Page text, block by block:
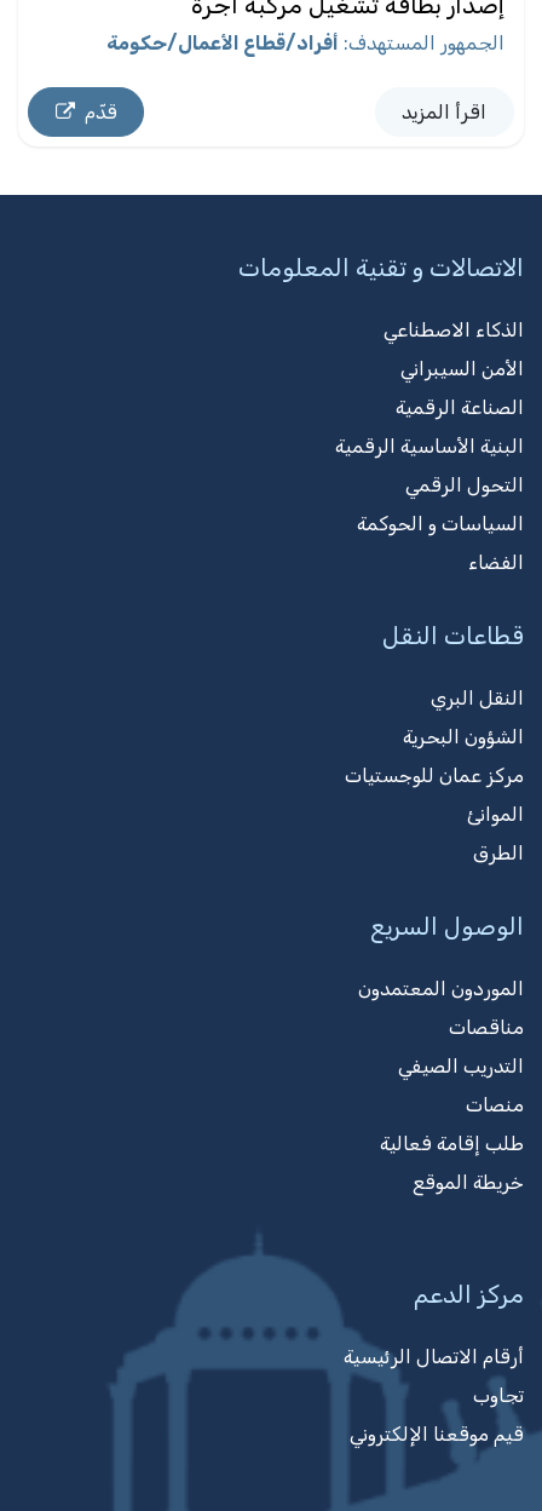
الجمهور المستهدف: أفراد/قطاع الأعمال/حكومة
اقرأ المزيد قدّم
الاتصالات و تقنية المعلومات
الذكاء الاصطناعي
الأمن السيبراني
الصناعة الرقمية
البنية الأساسية الرقمية
التحول الرقمي
السياسات و الحوكمة
الفضاء
قطاعات النقل
النقل البري
الشؤون البحرية
مركز عمان للوجستيات
الموانئ
الطرق
الوصول السريع
الموردون المعتمدون
مناقصات
التدريب الصيفي
منصات
طلب إقامة فعالية
خريطة الموقع
مركز الدعم
أرقام الاتصال الرئيسية
تجاوب
قيم موقعنا الإلكتروني